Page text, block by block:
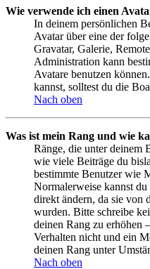
Wie verwende ich einen
In deinem persönlichen
Avatar über eine der
Gravatar, Galerie,
Administration kann
Avatare benutzen
kannst, solltest du die
Nach oben
Was ist mein Rang und wie
Ränge, die unter deinem
wie viele Beiträge du
bestimmte Benutzer wie
Normalerweise kannst
direkt ändern, da sie von
wurden. Bitte schreibe
deinen Rang zu erhöhen
Verhalten nicht und ein
deinen Rang unter
Nach oben